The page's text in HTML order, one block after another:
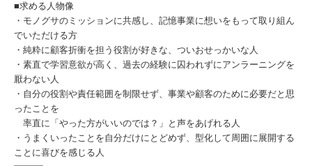
■求める人物像
・モノグサのミッションに共感し、記憶事業に想いをもって取り組ん
でいただける方
・純粋に顧客折衝を担う役割が好きな、ついおせっかいな人
・素直で学習意欲が高く、過去の経験に囚われずにアンラーニングを
厭わない人
・自分の役割や責任範囲を制限せず、事業や顧客のために必要だと思
ったことを
率直に「やった方がいいのでは？」と声をあげれる人
・うまくいったことを自分だけにとどめず、型化して周囲に展開する
ことに喜びを感じる人